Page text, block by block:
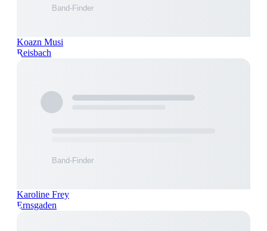
Koazn Musi
Reisbach
Karoline Frey
Ernsgaden